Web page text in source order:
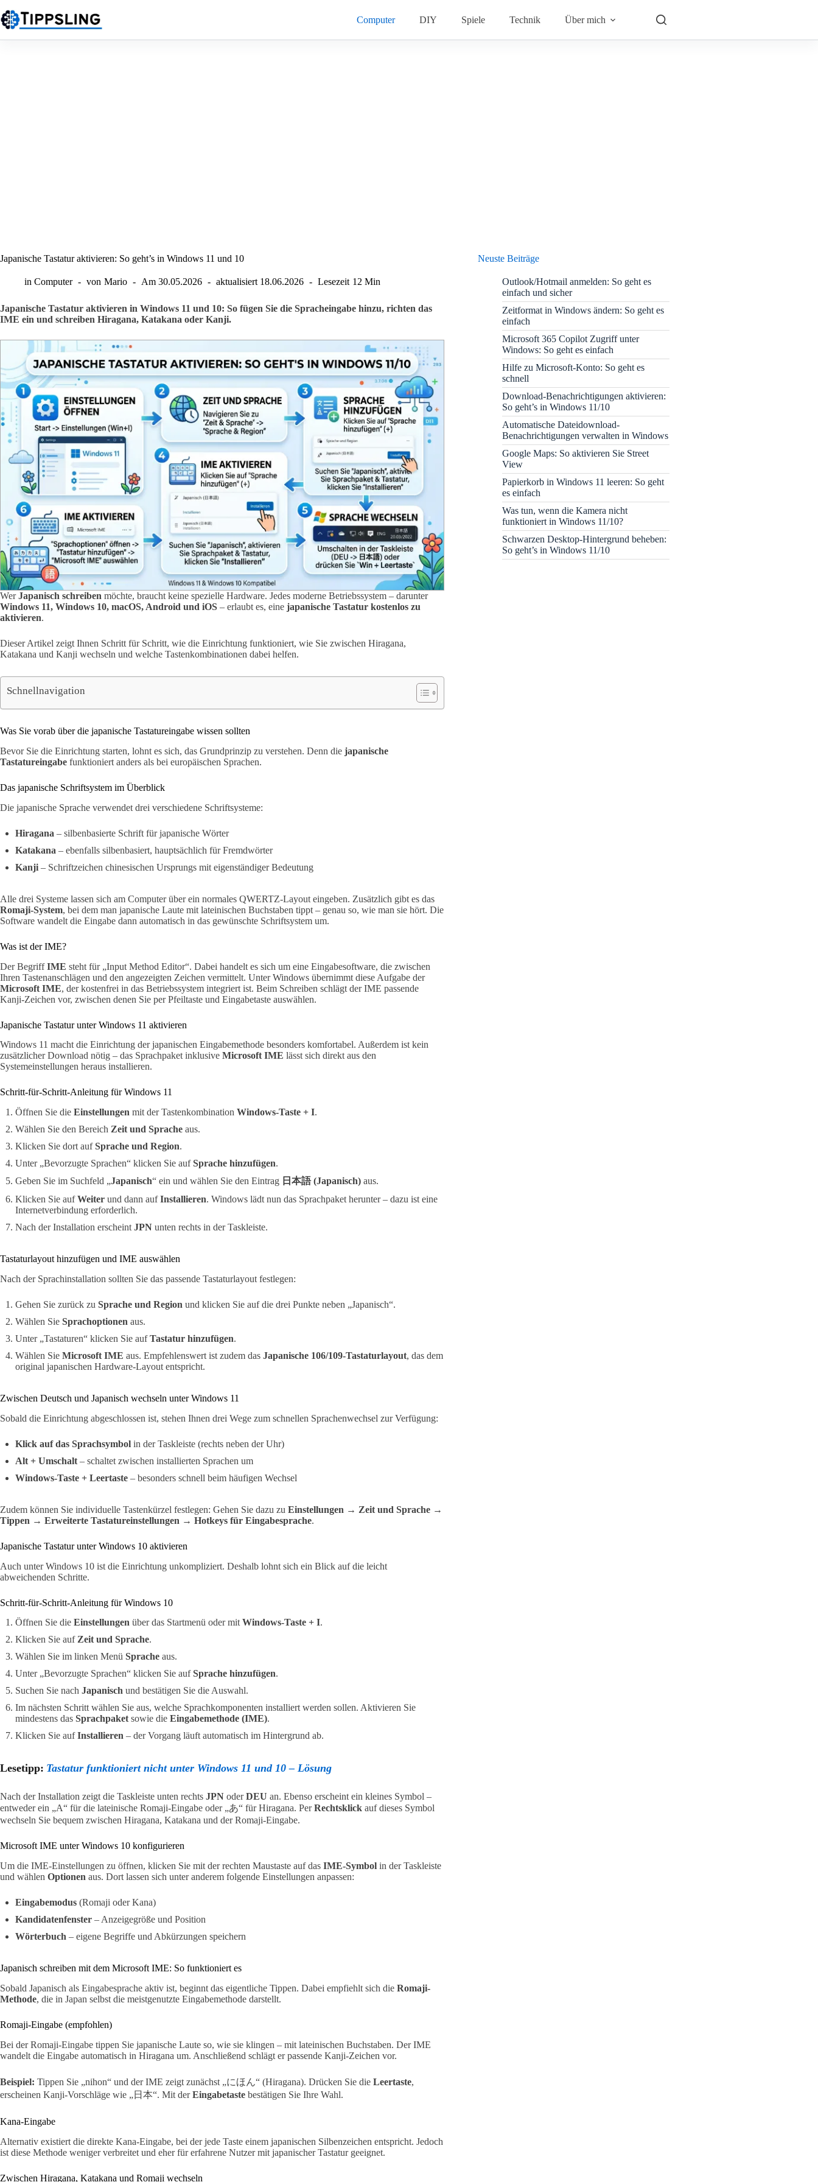
Inhalt
springen
Computer DIY Spiele Technik Über mich
Japanische Tastatur aktivieren: So geht’s in Windows 11 und 10
in Computer von Mario Am 30.05.2026 aktualisiert 18.06.2026 Lesezeit 12 Min
Japanische Tastatur aktivieren in Windows 11 und 10: So fügen Sie die Spracheingabe hinzu, richten das
IME ein und schreiben Hiragana, Katakana oder Kanji.
WerJapanisch schreiben möchte, braucht keine spezielle Hardware. Jedes moderne Betriebssystem – darunter
Windows 11, Windows 10, macOS, Android und iOS – erlaubt es, eine japanische Tastatur kostenlos zu
aktivieren.
Dieser Artikel zeigt Ihnen Schritt für Schritt, wie die Einrichtung funktioniert, wie Sie zwischen Hiragana,
Katakana und Kanji wechseln und welche Tastenkombinationen dabei helfen.
Schnellnavigation
Was Sie vorab über die japanische Tastatureingabe wissen sollten
Bevor Sie die Einrichtung starten, lohnt es sich, das Grundprinzip zu verstehen. Denn die japanische
Tastatureingabe funktioniert anders als bei europäischen Sprachen.
Das japanische Schriftsystem im Überblick
Die japanische Sprache verwendet drei verschiedene Schriftsysteme:
Hiragana – silbenbasierte Schrift für japanische Wörter
Katakana – ebenfalls silbenbasiert, hauptsächlich für Fremdwörter
Kanji – Schriftzeichen chinesischen Ursprungs mit eigenständiger Bedeutung
Alle drei Systeme lassen sich am Computer über ein normales QWERTZ-Layout eingeben. Zusätzlich gibt es das
Romaji-System, bei dem man japanische Laute mit lateinischen Buchstaben tippt – genau so, wie man sie hört. Die
Software wandelt die Eingabe dann automatisch in das gewünschte Schriftsystem um.
Was ist der IME?
Der BegriffIME steht für „Input Method Editor“. Dabei handelt es sich um eine Eingabesoftware, die zwischen
Ihren Tastenanschlägen und den angezeigten Zeichen vermittelt. Unter Windows übernimmt diese Aufgabe der
Microsoft IME, der kostenfrei in das Betriebssystem integriert ist. Beim Schreiben schlägt der IME passende
Kanji-Zeichen vor, zwischen denen Sie per Pfeiltaste und Eingabetaste auswählen.
Japanische Tastatur unter Windows 11 aktivieren
Windows 11 macht die Einrichtung der japanischen Eingabemethode besonders komfortabel. Außerdem ist kein
zusätzlicher Download nötig – das Sprachpaket inklusive Microsoft IME lässt sich direkt aus den
Systemeinstellungen heraus installieren.
Schritt-für-Schritt-Anleitung für Windows 11
Öffnen Sie die Einstellungen mit der Tastenkombination Windows-Taste + I.
Wählen Sie den Bereich Zeit und Sprache aus.
Klicken Sie dort aufSprache und Region.
Unter „Bevorzugte Sprachen“ klicken Sie aufSprache hinzufügen.
Geben Sie im Suchfeld „Japanisch“ ein und wählen Sie den Eintrag 日本語 (Japanisch) aus.
Klicken Sie aufWeiter und dann aufInstallieren. Windows lädt nun das Sprachpaket herunter – dazu ist eine
Internetverbindung erforderlich.
Nach der Installation erscheint JPN unten rechts in der Taskleiste.
Tastaturlayout hinzufügen und IME auswählen
Nach der Sprachinstallation sollten Sie das passende Tastaturlayout festlegen:
Gehen Sie zurück zu Sprache und Region und klicken Sie auf die drei Punkte neben „Japanisch“.
Wählen Sie Sprachoptionen aus.
Unter „Tastaturen“ klicken Sie aufTastatur hinzufügen.
Wählen Sie Microsoft IME aus. Empfehlenswert ist zudem das Japanische 106/109-Tastaturlayout, das dem
original japanischen Hardware-Layout entspricht.
Zwischen Deutsch und Japanisch wechseln unter Windows 11
Sobald die Einrichtung abgeschlossen ist, stehen Ihnen drei Wege zum schnellen Sprachenwechsel zur Verfügung:
Klick auf das Sprachsymbol in der Taskleiste (rechts neben der Uhr)
Alt + Umschalt – schaltet zwischen installierten Sprachen um
Windows-Taste + Leertaste – besonders schnell beim häufigen Wechsel
Zudem können Sie individuelle Tastenkürzel festlegen: Gehen Sie dazu zu Einstellungen → Zeit und Sprache →
Tippen → Erweiterte Tastatureinstellungen → Hotkeys für Eingabesprache.
Japanische Tastatur unter Windows 10 aktivieren
Auch unter Windows 10 ist die Einrichtung unkompliziert. Deshalb lohnt sich ein Blick auf die leicht
abweichenden Schritte.
Schritt-für-Schritt-Anleitung für Windows 10
Öffnen Sie die Einstellungen über das Startmenü oder mit Windows-Taste + I.
Klicken Sie auf Zeit und Sprache.
Wählen Sie im linken Menü Sprache aus.
Unter „Bevorzugte Sprachen“ klicken Sie aufSprache hinzufügen.
Suchen Sie nach Japanisch und bestätigen Sie die Auswahl.
Im nächsten Schritt wählen Sie aus, welche Sprachkomponenten installiert werden sollen. Aktivieren Sie
mindestens das Sprachpaket sowie die Eingabemethode (IME).
Klicken Sie aufInstallieren – der Vorgang läuft automatisch im Hintergrund ab.
Lesetipp: Tastatur funktioniert nicht unter Windows 11 und 10 – Lösung
Nach der Installation zeigt die Taskleiste unten rechts JPN oderDEU an. Ebenso erscheint ein kleines Symbol –
entweder ein „A“ für die lateinische Romaji-Eingabe oder „あ“ für Hiragana. PerRechtsklick auf dieses Symbol
wechseln Sie bequem zwischen Hiragana, Katakana und der Romaji-Eingabe.
Microsoft IME unter Windows 10 konfigurieren
Um die IME-Einstellungen zu öffnen, klicken Sie mit der rechten Maustaste auf das IME-Symbol in der Taskleiste
und wählen Optionen aus. Dort lassen sich unter anderem folgende Einstellungen anpassen:
Eingabemodus (Romaji oder Kana)
Kandidatenfenster – Anzeigegröße und Position
Wörterbuch – eigene Begriffe und Abkürzungen speichern
Japanisch schreiben mit dem Microsoft IME: So funktioniert es
Sobald Japanisch als Eingabesprache aktiv ist, beginnt das eigentliche Tippen. Dabei empfiehlt sich die Romaji-
Methode, die in Japan selbst die meistgenutzte Eingabemethode darstellt.
Romaji-Eingabe (empfohlen)
Bei der Romaji-Eingabe tippen Sie japanische Laute so, wie sie klingen – mit lateinischen Buchstaben. Der IME
wandelt die Eingabe automatisch in Hiragana um. Anschließend schlägt er passende Kanji-Zeichen vor.
Beispiel: Tippen Sie „nihon“ und der IME zeigt zunächst „にほん“ (Hiragana). Drücken Sie die Leertaste,
erscheinen Kanji-Vorschläge wie „日本“. Mit derEingabetaste bestätigen Sie Ihre Wahl.
Kana-Eingabe
Alternativ existiert die direkte Kana-Eingabe, bei der jede Taste einem japanischen Silbenzeichen entspricht. Jedoch
ist diese Methode weniger verbreitet und eher für erfahrene Nutzer mit japanischer Tastatur geeignet.
Zwischen Hiragana, Katakana und Romaji wechseln
Neuste Beiträge
Outlook/Hotmail anmelden: So geht es
einfach und sicher
Zeitformat in Windows ändern: So geht es
einfach
Microsoft 365 Copilot Zugriff unter
Windows: So geht es einfach
Hilfe zu Microsoft-Konto: So geht es
schnell
Download-Benachrichtigungen aktivieren:
So geht’s in Windows 11/10
Automatische Dateidownload-
Benachrichtigungen verwalten in Windows
Google Maps: So aktivieren Sie Street
View
Papierkorb in Windows 11 leeren: So geht
es einfach
Was tun, wenn die Kamera nicht
funktioniert in Windows 11/10?
Schwarzen Desktop-Hintergrund beheben:
So geht’s in Windows 11/10